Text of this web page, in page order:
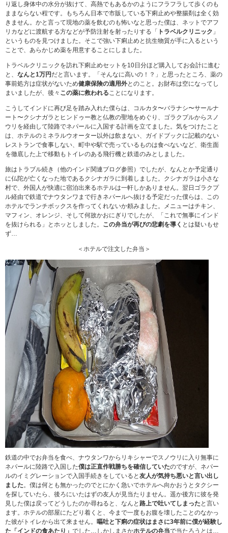
り返し身体中の水分が抜けて、高熱でもあるかのようにフラフラして歩くのも
ままならない程です。もちろん日本で市販している下痢止めや整腸剤は全く効
きません。かと言って現地の薬を飲むのも怖いなと思った僕は、ネットでアフ
リカなどに渡航する方などが予防注射を射ったりする「
トラベルクリニック 」
というものを見つけました。そこで強い下痢止めと抗生物質が手に入るという
ことで、あらかじめ薬を用意することにしました。
トラベルクリニックを訪れ下痢止めセットを10日分ほど購入してお会計に進む
と、 なんと1万円だと言います。「そんなに高いの！？」と思ったところ、薬の
事前処方は症状がないため健康保険の適用外とのこと。お財布は空になってし
まいましたが、後々 この薬に救われることになります。
こうしてインドに再び足を踏み入れた僕らは、コルカタ〜バラナシ〜サールナ
ート〜クシナガラとヒンドゥー教と仏教の聖地をめぐり、ゴラクプルからスノ
ウリを経由して陸路でネパールに入国する計画を立てました。気をつけたこと
は、ホテルのミネラルウオーター以外は飲まない、ガイドブックに記載のない
レストランで食事しない、町中や駅で売っているものは食べないなど、衛生面
を徹底した上で移動もトイレのある飛行機と鉄道のみとしました。
旅はトラブル続き（他のインド関連ブログ参照）でしたが、なんとか予定通り
に仏陀が亡くなった地であるクシナガラに到着しました。クシナガラは小さな
村で、外国人が快適に宿泊出来るホテルは一軒しかありません。翌日ゴラクプ
ル経由で鉄道でナウタンワまで行きネパールへ抜ける予定だった僕らは、この
ホテルでランチボックスを作ってくれないか頼みました。メニューはチキン、
マフィン、オレンジ、そして何故かおにぎりでしたが、「これで無事にインド
を抜けられる」とホッとしました。 この弁当が再びの悲劇を導く とは疑いもせ
ず…
＜ホテルで注文した弁当＞
鉄道の中でお弁当を食べ、ナウタンワからリキシャーでスノウリに入り無事に
ネパールに陸路で入国した僕は正直作戦勝ちを確信していたのですが、ネパー
ルのイミグレーションで入国手続きをしていると 友人が気持ち悪いと言い出し
ました。僕は何とも無かったのでとにかく急いでホテルへ向かおうとタクシー
を探していたら、後ろにいたはずの友人が見当たりません。遥か後方に彼を発
見した僕は戻ってどうしたのか尋ねると、なんと 路上で吐いてしまった と言い
ます。ホテルの部屋にたどり着くと、今まで一度もお腹を壊したことのなかっ
た彼がトイレから出て来ません。 嘔吐と下痢の症状はまさに3年前に僕が経験し
た「インドの食あたり」 でした…しかしまさかホテルの弁当で当たろうとは…